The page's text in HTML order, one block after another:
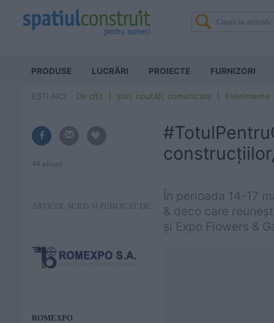
PRODUSE LUCRĂRI PROIECTE FURNIZORI
EȘTI AICI: De citit știri, noutăți, comunicate Evenimente
49 afisari
ARTICOL SCRIS SI PUBLICAT DE:
ROMEXPO
În perioada 14-17
& deco care
și Expo Flowers &